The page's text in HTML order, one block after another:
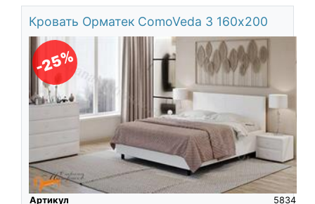
Кровать Орматек ComoVeda 3 160х200
-25%
Артикул
5834